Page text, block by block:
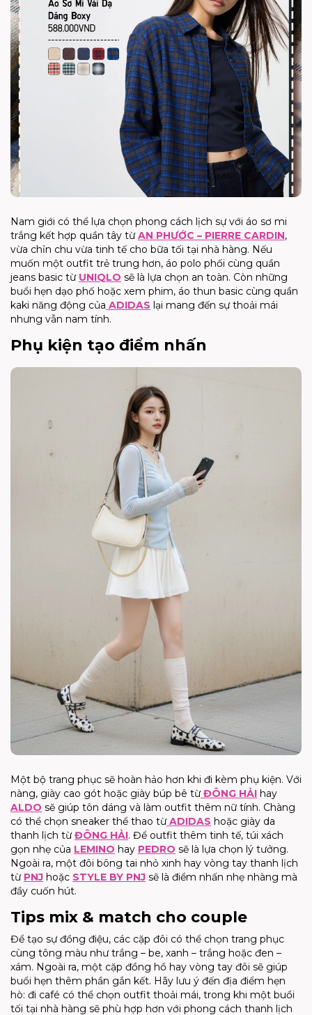
Nam giới có thể lựa chọn phong cách lịch sự với áo sơ mi
trắng kết hợp quần tây từAN PHƯỚC – PIERRE CARDIN,
vừa chỉn chu vừa tinh tế cho bữa tối tại nhà hàng. Nếu
muốn một outfit trẻ trung hơn, áo polo phối cùng quần
jeans basic từ UNIQLO sẽ là lựa chọn an toàn. Còn những
buổi hẹn dạo phố hoặc xem phim, áo thun basic cùng quần
kaki năng động của ADIDAS lại mang đến sự thoải mái
nhưng vẫn nam tính.
Phụ kiện tạo điểm nhấn
Một bộ trang phục sẽ hoàn hảo hơn khi đi kèm phụ kiện. Với
nàng, giày cao gót hoặc giày búp bê từ ĐÔNG HẢI hay
ALDO sẽ giúp tôn dáng và làm outfit thêm nữ tính. Chàng
có thể chọn sneaker thể thao từ ADIDAS hoặc giày da
thanh lịch từĐÔNG HẢI. Để outfit thêm tinh tế, túi xách
gọn nhẹ của LEMINO hay PEDRO sẽ là lựa chọn lý tưởng.
Ngoài ra, một đôi bông tai nhỏ xinh hay vòng tay thanh lịch
từ PNJ hoặc STYLE BY PNJ sẽ là điểm nhấn nhẹ nhàng mà
đầy cuốn hút.
Tips mix & match cho couple
Để tạo sự đồng điệu, các cặp đôi có thể chọn trang phục
cùng tông màu như trắng – be, xanh – trắng hoặc đen –
xám. Ngoài ra, một cặp đồng hồ hay vòng tay đôi sẽ giúp
buổi hẹn thêm phần gắn kết. Hãy lưu ý đến địa điểm hẹn
hò: đi café có thể chọn outfit thoải mái, trong khi một buổi
tối tại nhà hàng sẽ phù hợp hơn với phong cách thanh lịch